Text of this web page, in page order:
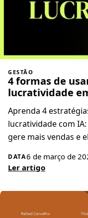
GESTÃO
4 formas de
lucratividade
Aprenda 4
lucratividade com
gere mais vendas e
DATA6 de março de
Ler artigo